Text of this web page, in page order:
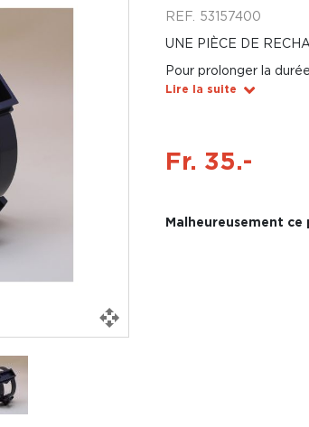
REF. 53157400
UNE PIÈCE DE
Pour prolonger la
Lire la suite
Fr. 35.-
Malheureusement